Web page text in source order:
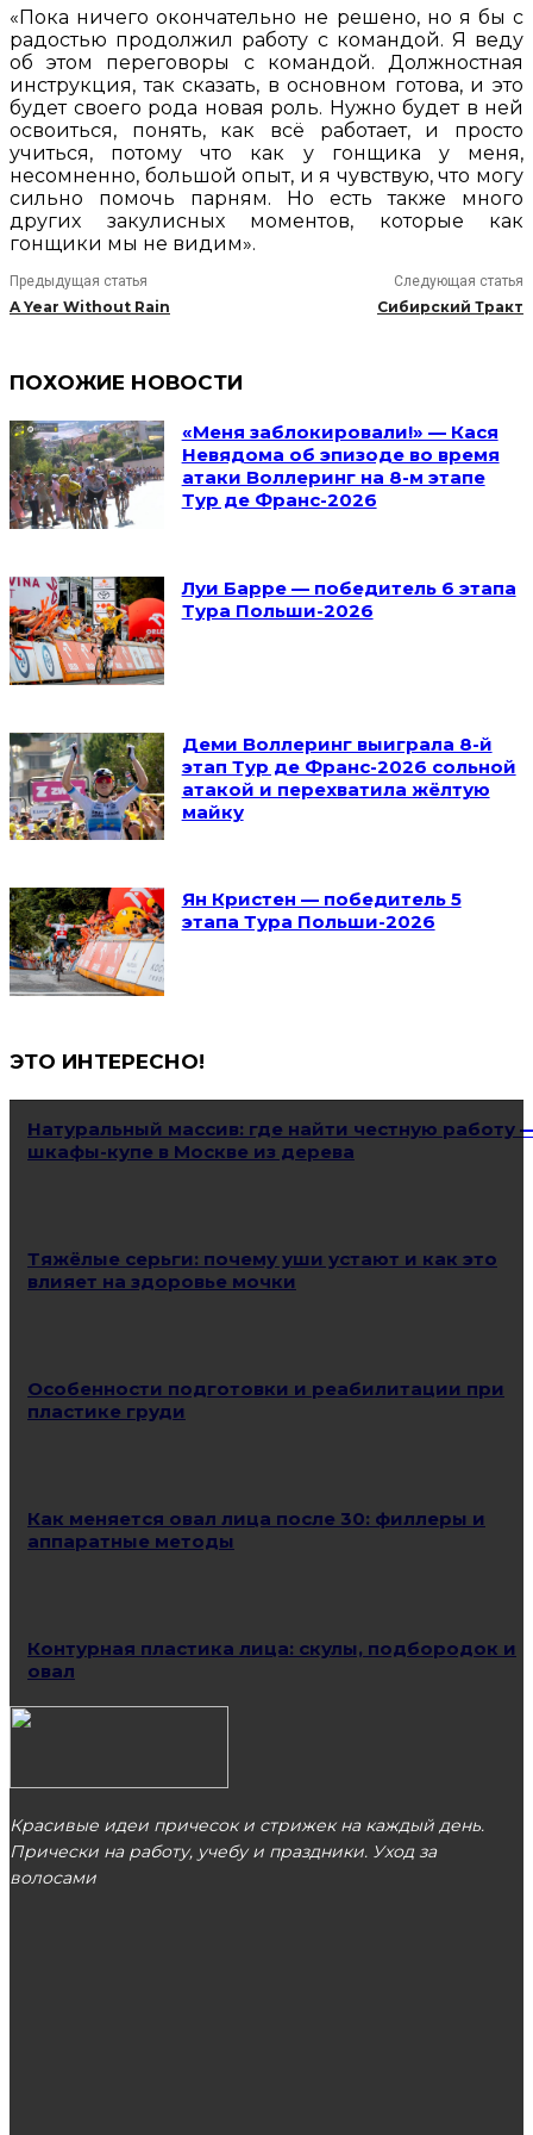
«Пока ничего окончательно не решено, но я бы с
радостью продолжил работу с командой. Я веду
об этом переговоры с командой. Должностная
инструкция, так сказать, в основном готова, и это
будет своего рода новая роль. Нужно будет в ней
освоиться, понять, как всё работает, и просто
учиться, потому что как у гонщика у меня,
несомненно, большой опыт, и я чувствую, что могу
сильно помочь парням. Но есть также много
других закулисных моментов, которые как
гонщики мы не видим».
Предыдущая статья
A Year Without Rain
Следующая статья
Сибирский Тракт
ПОХОЖИЕ НОВОСТИ
«Меня заблокировали!» — Кася
Невядома об эпизоде во время
атаки Воллеринг на 8-м этапе
Тур де Франс-2026
Луи Барре — победитель 6 этапа
Тура Польши-2026
Деми Воллеринг выиграла 8-й
этап Тур де Франс-2026 сольной
атакой и перехватила жёлтую
майку
Ян Кристен — победитель 5
этапа Тура Польши-2026
ЭТО ИНТЕРЕСНО!
Натуральный массив: где найти честную работу
шкафы-купе в Москве из дерева
Тяжёлые серьги: почему уши устают и как это
влияет на здоровье мочки
Особенности подготовки и реабилитации при
пластике груди
Как меняется овал лица после 30: филлеры и
аппаратные методы
Контурная пластика лица: скулы, подбородок и
овал
Красивые идеи причесок и стрижек на каждый день.
Прически на работу, учебу и праздники. Уход за
волосами